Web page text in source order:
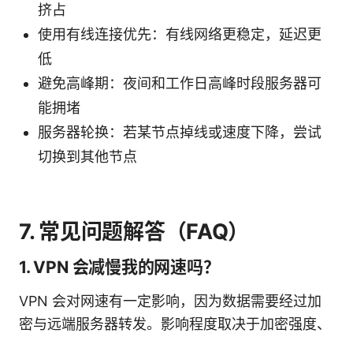
挤占
使用有线连接优先：有线网络更稳定，延迟更
低
避免高峰期：夜间和工作日高峰时段服务器可
能拥堵
服务器轮换：若某节点掉线或速度下降，尝试
切换到其他节点
7. 常见问题解答（FAQ）
1. VPN 会减慢我的网速吗？
VPN 会对网速有一定影响，因为数据需要经过加
密与远端服务器转发。影响程度取决于加密强度、